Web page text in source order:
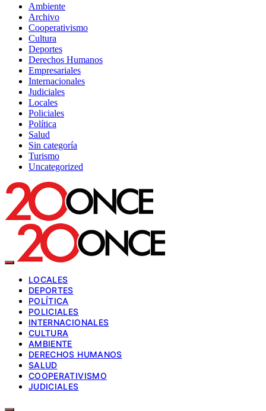
Ambiente
Archivo
Cooperativismo
Cultura
Deportes
Derechos Humanos
Empresariales
Internacionales
Judiciales
Locales
Policiales
Política
Salud
Sin categoría
Turismo
Uncategorized
LOCALES
DEPORTES
POLÍTICA
POLICIALES
INTERNACIONALES
CULTURA
AMBIENTE
DERECHOS HUMANOS
SALUD
COOPERATIVISMO
JUDICIALES